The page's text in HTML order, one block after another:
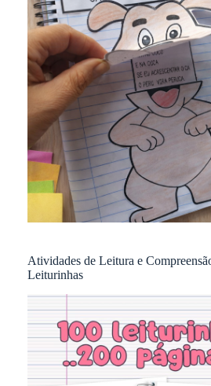
Atividades de Leitura e
Leiturinhas